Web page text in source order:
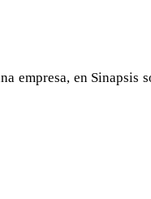
empresa, en